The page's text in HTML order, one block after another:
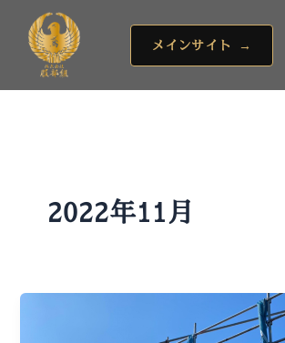
キ
メインサイト →
2022年11月